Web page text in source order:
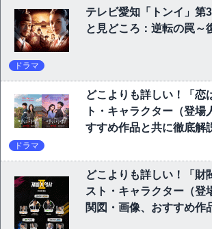
テレビ愛知「トンイ」第
と見どころ：逆転の罠～
ドラマ
どこよりも詳しい！「恋
ト・キャラクター（登場
すすめ作品と共に徹底解
ドラマ
どこよりも詳しい！「財
スト・キャラクター（登
関図・画像、おすすめ作